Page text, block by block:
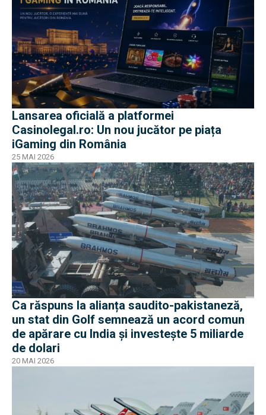
Lansarea oficială a platformei
Casinolegal.ro: Un nou jucător pe piața
iGaming din România
25 MAI 2026
Ca răspuns la alianța saudito-pakistaneză,
un stat din Golf semnează un acord comun
de apărare cu India și investește 5 miliarde
de dolari
20 MAI 2026